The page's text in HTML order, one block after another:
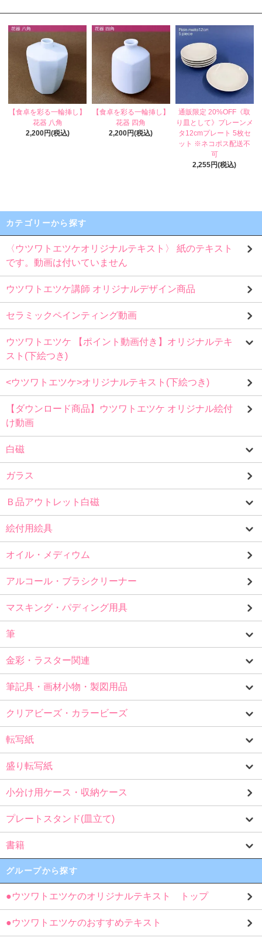
【食卓を彩る一輪挿し】
花器 八角
2,200円(税込)
【食卓を彩る一輪挿し】
花器 四角
2,200円(税込)
通販限定 20%OFF《取
り皿として》プレーンメ
タ12cmプレート 5枚セ
ット ※ネコポス配送不
可
2,255円(税込)
カテゴリーから探す
〈ウツワトエツケオリジナルテキスト〉 紙のテキスト
です。動画は付いていません
ウツワトエツケ講師 オリジナルデザイン商品
セラミックペインティング動画
ウツワトエツケ 【ポイント動画付き】オリジナルテキ
スト(下絵つき)
<ウツワトエツケ>オリジナルテキスト(下絵つき)
【ダウンロード商品】ウツワトエツケ オリジナル絵付
け動画
白磁
ガラス
Ｂ品アウトレット白磁
絵付用絵具
オイル・メディウム
アルコール・ブラシクリーナー
マスキング・パディング用具
筆
金彩・ラスター関連
筆記具・画材小物・製図用品
クリアビーズ・カラービーズ
転写紙
盛り転写紙
小分け用ケース・収納ケース
プレートスタンド(皿立て)
書籍
グループから探す
●ウツワトエツケのオリジナルテキスト トップ
●ウツワトエツケのおすすめテキスト